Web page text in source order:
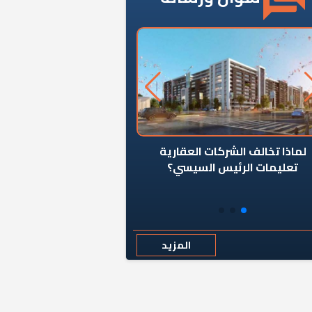
من يوقف سرطان الأبراج السكنية
المخالفة ياحكومة؟
المزيد